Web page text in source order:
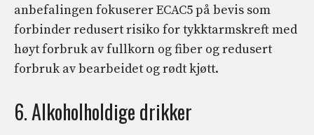
anbefalingen fokuserer ECAC5 på bevis som
forbinder redusert risiko for tykktarmskreft med
høyt forbruk av fullkorn og fiber og redusert
forbruk av bearbeidet og rødt kjøtt.
6. Alkoholholdige drikker